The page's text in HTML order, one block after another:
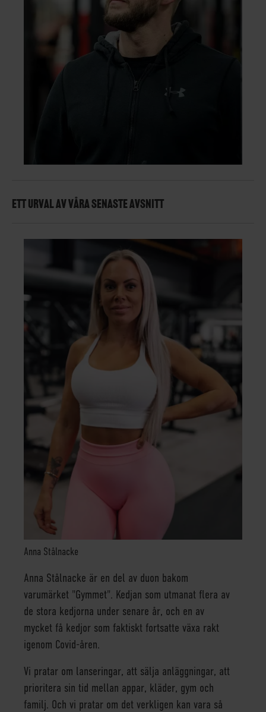
ETT URVAL AV VÅRA SENASTE AVSNITT
Anna Stålnacke
Anna Stålnacke är en del av duon bakom
varumärket "Gymmet". Kedjan som utmanat flera av
de stora kedjorna under senare år, och en av
mycket få kedjor som faktiskt fortsatte växa rakt
igenom Covid-åren.
Vi pratar om lanseringar, att sälja anläggningar, att
prioritera sin tid mellan appar, kläder, gym och
familj. Och vi pratar om det verkligen kan vara så